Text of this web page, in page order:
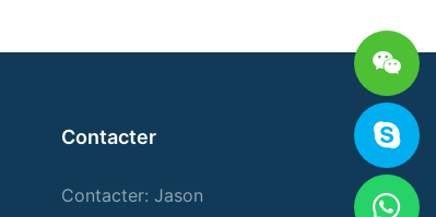
Contacter
Contacter: Jason